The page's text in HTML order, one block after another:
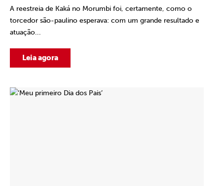
A reestreia de Kaká no Morumbi foi, certamente, como o
torcedor são-paulino esperava: com um grande resultado e
atuação...
Leia agora